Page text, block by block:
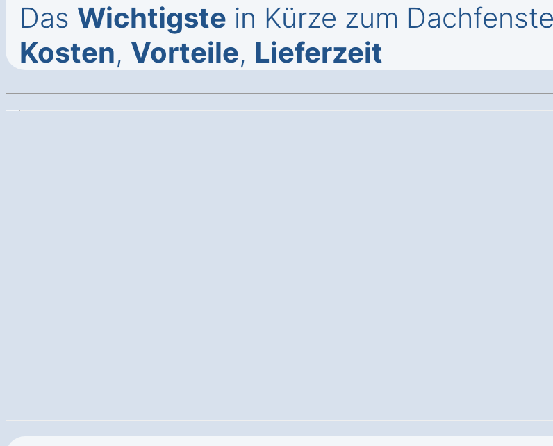
Das Wichtigste in Kürze zum
Kosten, Vorteile, Lieferzeit